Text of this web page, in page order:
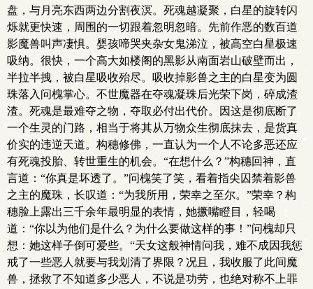
盘，与月亮东西两边分割夜溟。死魂越凝聚，白星的旋转闪
烁就更快速，周围的一切跟着忽明忽暗。先前作恶的数百道
影魔兽叫声凄惧。婴孩啼哭夹杂女鬼涕泣，被高空白星极速
吸纳。很快，一个高大如楼阁的黑影从南面岩山破壁而出，
半拉半拽，被白星吸收殆尽。吸收掉影兽之主的白星变为圆
珠落入问槐掌心。不世魔器在夺魂凝珠后光荣下岗，碎成渣
渣。死魂是最难夺之物，夺取必付出代价。因这是彻底断了
一个生灵的门路，相当于将其从万物众生彻底抹去，是货真
价实的违逆天道。构穗修佛，一直认为一个人不论多恶还应
有死魂投胎、转世重生的机会。“在想什么？”构穗回神，直
言道：“你真是坏透了。”问槐笑了笑，看着指尖囚禁着影兽
之主的魔珠，长叹道：“为我所用，荣幸之至尔。”荣幸？构
穗脸上露出三千余年最明显的表情，她撅嘴瞪目，轻喝
道：“你以为他们是什么？为什么要做这样的事！”问槐却只
想：她这样子倒可爱些。“天女这般神情问我，难不成因我惩
戒了一些恶人就要与我划清了界限？况且，我收服了此间魔
兽，拯救了不知道多少恶人，不说是功劳，也绝对称不上罪